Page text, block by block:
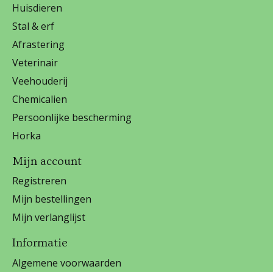
Huisdieren
Stal & erf
Afrastering
Veterinair
Veehouderij
Chemicalien
Persoonlijke bescherming
Horka
Mijn account
Registreren
Mijn bestellingen
Mijn verlanglijst
Informatie
Algemene voorwaarden